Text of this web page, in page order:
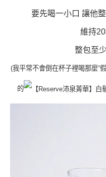
要先喝一小口 讓他
維持
整包至
(我平常不會倒在杯子裡喝那麼”
的